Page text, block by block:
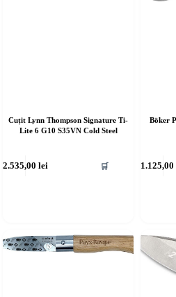
Cuțit Lynn Thompson Signature Ti-
Lite 6 G10 S35VN Cold Steel
2.535,00 lei 🛒
Böker
1.125,00